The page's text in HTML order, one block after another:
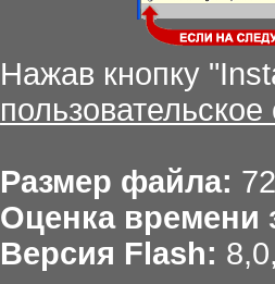
Нажав кнопку
Размер файла:
Оценка времени
Версия Flash: